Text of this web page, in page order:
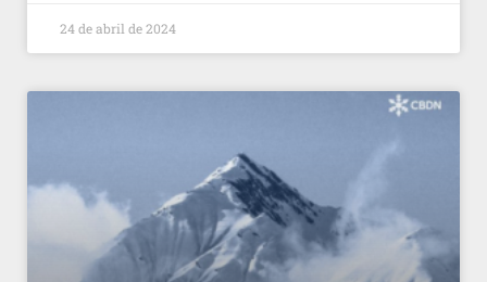
24 de abril de 2024